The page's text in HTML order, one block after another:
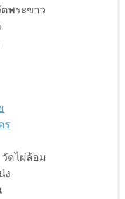
พระขาว
ร
ดไผ่ล้อม
ง